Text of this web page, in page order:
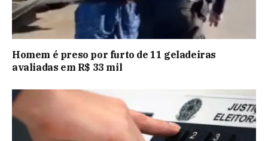
Homem é preso por furto de 11 geladeiras
avaliadas em R$ 33 mil